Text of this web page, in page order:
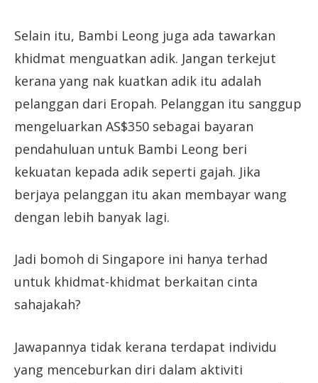
Selain itu, Bambi Leong juga ada tawarkan
khidmat menguatkan adik. Jangan terkejut
kerana yang nak kuatkan adik itu adalah
pelanggan dari Eropah. Pelanggan itu sanggup
mengeluarkan AS$350 sebagai bayaran
pendahuluan untuk Bambi Leong beri
kekuatan kepada adik seperti gajah. Jika
berjaya pelanggan itu akan membayar wang
dengan lebih banyak lagi.
Jadi bomoh di Singapore ini hanya terhad
untuk khidmat-khidmat berkaitan cinta
sahajakah?
Jawapannya tidak kerana terdapat individu
yang menceburkan diri dalam aktiviti